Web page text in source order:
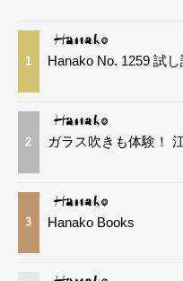
1 Hanako No. 1259 試
2 ガラス吹きも体験！
3 Hanako Books